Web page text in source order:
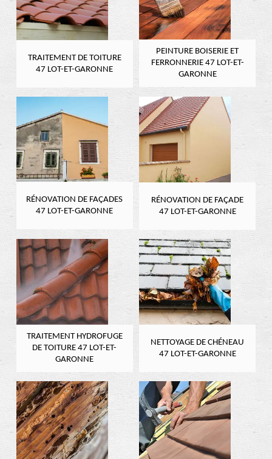
TRAITEMENT DE TOITURE
47 LOT-ET-GARONNE
PEINTURE BOISERIE ET
FERRONNERIE 47 LOT-ET-
GARONNE
RÉNOVATION DE FAÇADES
47 LOT-ET-GARONNE
RÉNOVATION DE FAÇADE
47 LOT-ET-GARONNE
TRAITEMENT HYDROFUGE
DE TOITURE 47 LOT-ET-
GARONNE
NETTOYAGE DE CHÉNEAU
47 LOT-ET-GARONNE